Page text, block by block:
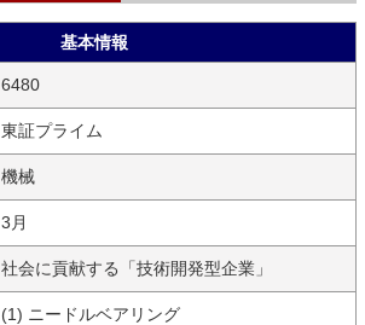
基本情報
6480
東証プライム
機械
3月
社会に貢献する「技術開発型企業」
(1) ニードルベアリング